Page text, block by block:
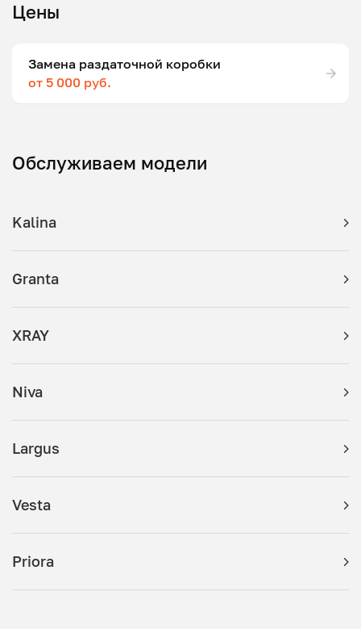
Цены
Замена раздаточной коробки
от 5 000 руб.
Обслуживаем модели
Kalina
Granta
XRAY
Niva
Largus
Vesta
Priora